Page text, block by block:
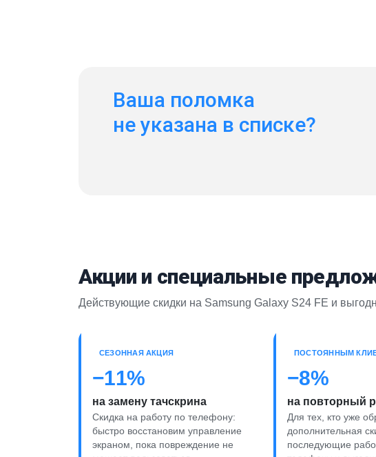
Ваша поломка
не указана в списке?
Акции и специальные
Действующие скидки на Samsung Galaxy S24 FE и
СЕЗОННАЯ АКЦИЯ
−11%
на замену тачскрина
Скидка на работу по телефону:
быстро восстановим управление
экраном, пока повреждение не
ПОСТОЯННЫМ
−8%
на повторный
Для тех, кто уже
дополнительная
последующие